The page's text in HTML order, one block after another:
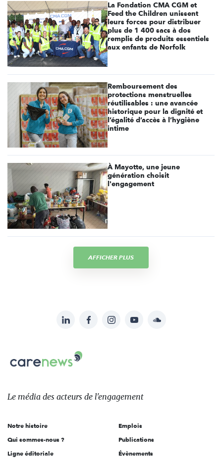
La Fondation CMA CGM et
Feed the Children unissent
leurs forces pour distribuer
plus de 1 400 sacs à dos
remplis de produits essentiels
aux enfants de Norfolk
Remboursement des
protections menstruelles
réutilisables : une avancée
historique pour la dignité et
l’égalité d’accès à l’hygiène
intime
À Mayotte, une jeune
génération choisit
l'engagement
AFFICHER PLUS
sur:
LinkedInFacebookInstagramYouTubeSoundcloud
Carenews,
Le
des
l'engagement
Le média des acteurs de l'engagement
Notre histoire
Qui sommes-nous ?
Ligne éditoriale
Emplois
Publications
Évènements